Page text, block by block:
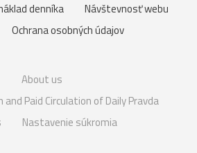
denníka
Návštevnosť webu
Ochrana osobných údajov
About us
and Paid Circulation of Daily Pravda
Nastavenie súkromia